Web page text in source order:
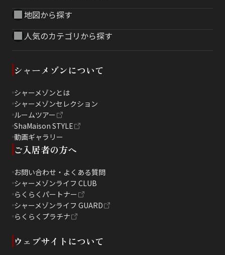
地図から探す
人気のカテゴリから探す
シャーメゾンについて
シャーメゾンとは
シャーメゾンセレクション
ルームツアー
ShaMaison STYLE
動画ギャラリー
ご入居者の方へ
お問い合わせ・よくある質問
シャーメゾンライフ CLUB
らくらくパートナー
シャーメゾンライフ GUARD
らくらくプラチナ
ウェブサイトについて